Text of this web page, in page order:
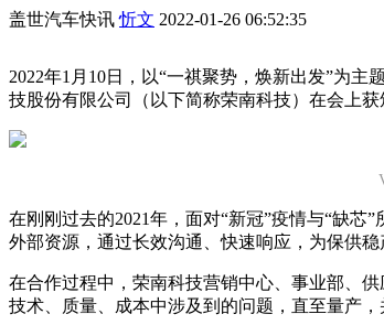
盖世汽车快讯 忻文 2022-01-26 06:52:35
2022年1月10日，以“一祺聚势，焕新出发”为
技股份有限公司（以下简称荣南科技）在会上获
在刚刚过去的2021年，面对“新冠”疫情与“缺芯
外部资源，通过长效沟通、快速响应，为保供
在合作过程中，荣南科技营销中心、事业部、
技术、质量、成本中涉及到的问题，直至量产